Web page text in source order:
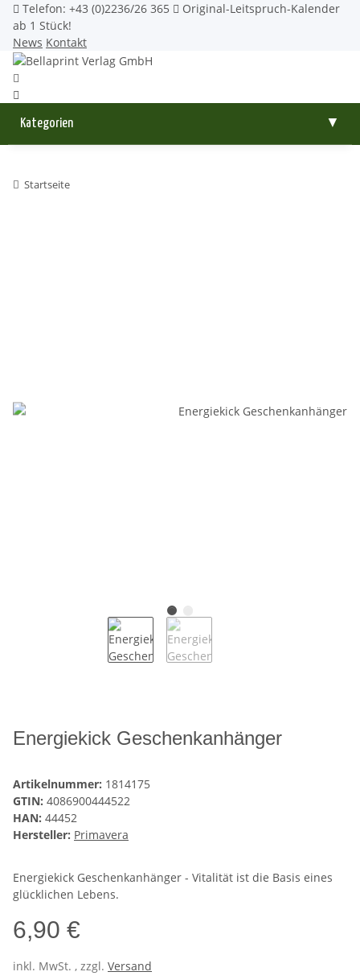
Telefon: +43 (0)2236/26 365
Original-Leitspruch-Kalender
ab 1 Stück!
News Kontakt
Kategorien ▼
Startseite
Energiekick Geschenkanhänger
Artikelnummer: 1814175
GTIN: 4086900444522
HAN: 44452
Hersteller: Primavera
Energiekick Geschenkanhänger - Vitalität ist die Basis eines
glücklichen Lebens.
6,90 €
inkl. MwSt. , zzgl. Versand